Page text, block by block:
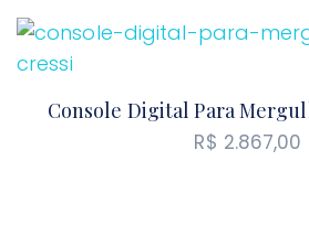
Console Digital Para
R$ 2.867,00